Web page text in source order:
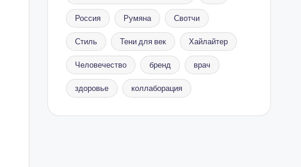
Россия Румяна Свотчи
Стиль Тени для век Хайлайтер
Человечество бренд врач
здоровье коллаборация